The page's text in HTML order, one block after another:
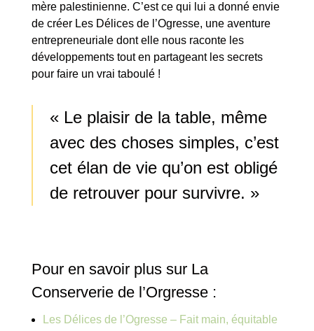
mère palestinienne. C’est ce qui lui a donné envie
de créer Les Délices de l’Ogresse, une aventure
entrepreneuriale dont elle nous raconte les
développements tout en partageant les secrets
pour faire un vrai taboulé !
« Le plaisir de la table, même
avec des choses simples, c’est
cet élan de vie qu’on est obligé
de retrouver pour survivre. »
Pour en savoir plus sur La
Conserverie de l’Orgresse :
Les Délices de l’Ogresse – Fait main, équitable